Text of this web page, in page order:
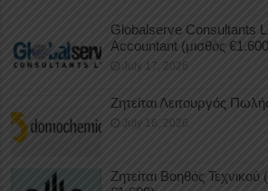
Globalserve Consultants
Accountant (μισθός
July 17, 2026
Ζητείται Λειτουργός
July 16, 2026
Ζητείται Βοηθός